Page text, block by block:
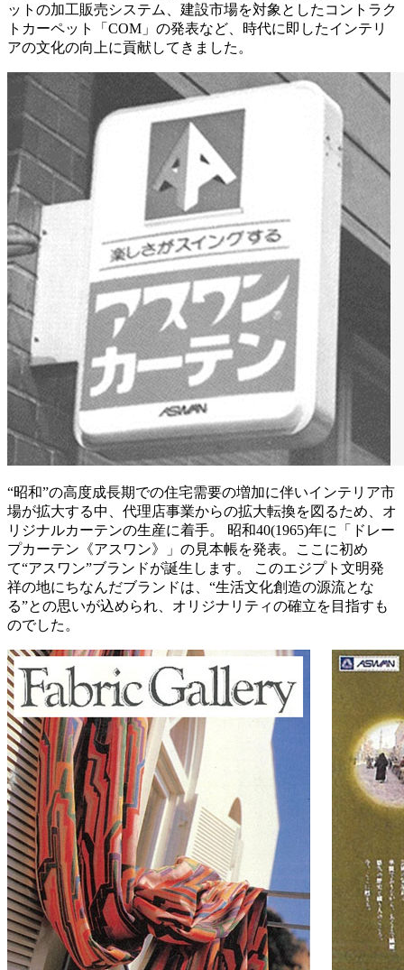
ットの加工販売システム、建設市場を対象としたコントラク
トカーペット「COM」の発表など、時代に即したインテリ
アの文化の向上に貢献してきました。
“昭和”の高度成長期での住宅需要の増加に伴いインテリア市
場が拡大する中、代理店事業からの拡大転換を図るため、オ
リジナルカーテンの生産に着手。 昭和40(1965)年に「ドレー
プカーテン《アスワン》」の見本帳を発表。ここに初め
て“アスワン”ブランドが誕生します。 このエジプト文明発
祥の地にちなんだブランドは、“生活文化創造の源流とな
る”との思いが込められ、オリジナリティの確立を目指すも
のでした。